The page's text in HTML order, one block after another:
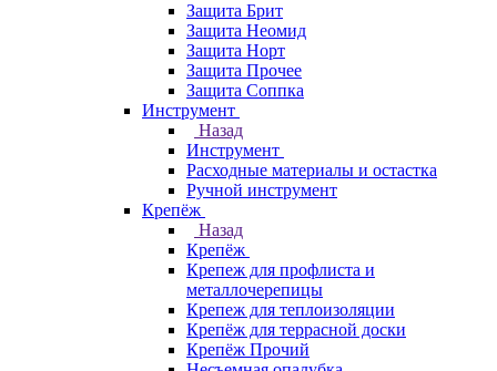
Защита Брит
Защита Неомид
Защита Норт
Защита Прочее
Защита Соппка
Инструмент
Назад
Инструмент
Расходные материалы и остастка
Ручной инструмент
Крепёж
Назад
Крепёж
Крепеж для профлиста и
металлочерепицы
Крепеж для теплоизоляции
Крепёж для террасной доски
Крепёж Прочий